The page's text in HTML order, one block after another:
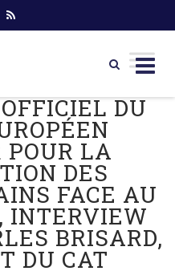
DU
POUR LA
DES
FACE AU
INTERVIEW
BRISARD,
DU CAT